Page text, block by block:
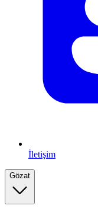
İletişim
Gözat